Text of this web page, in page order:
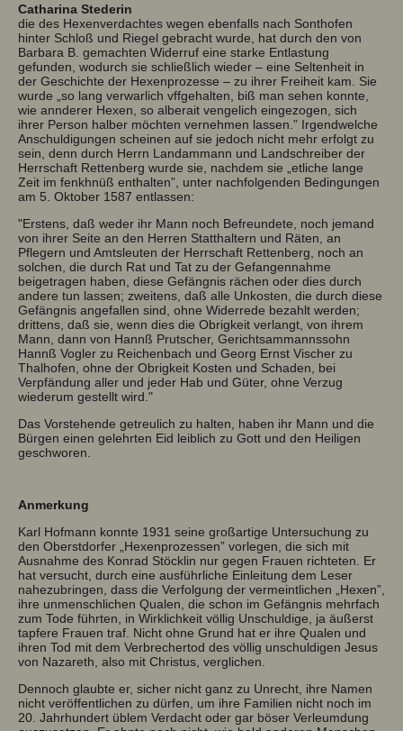
Catharina Stederin
die des Hexenverdachtes wegen ebenfalls nach Sonthofen
hinter Schloß und Riegel gebracht wurde, hat durch den von
Barbara B. gemachten Widerruf eine starke Entlastung
gefunden, wodurch sie schließlich wieder – eine Seltenheit in
der Geschichte der Hexenprozesse – zu ihrer Freiheit kam. Sie
wurde „so lang verwarlich vffgehalten, biß man sehen konnte,
wie annderer Hexen, so alberait vengelich eingezogen, sich
ihrer Person halber möchten vernehmen lassen.” Irgendwelche
Anschuldigungen scheinen auf sie jedoch nicht mehr erfolgt zu
sein, denn durch Herrn Landammann und Landschreiber der
Herrschaft Rettenberg wurde sie, nachdem sie „etliche lange
Zeit im fenkhnüß enthalten”, unter nachfolgenden Bedingungen
am 5. Oktober 1587 entlassen:
"Erstens, daß weder ihr Mann noch Befreundete, noch jemand
von ihrer Seite an den Herren Statthaltern und Räten, an
Pflegern und Amtsleuten der Herrschaft Rettenberg, noch an
solchen, die durch Rat und Tat zu der Gefangennahme
beigetragen haben, diese Gefängnis rächen oder dies durch
andere tun lassen; zweitens, daß alle Unkosten, die durch diese
Gefängnis angefallen sind, ohne Widerrede bezahlt werden;
drittens, daß sie, wenn dies die Obrigkeit verlangt, von ihrem
Mann, dann von Hannß Prutscher, Gerichtsammannssohn
Hannß Vogler zu Reichenbach und Georg Ernst Vischer zu
Thalhofen, ohne der Obrigkeit Kosten und Schaden, bei
Verpfändung aller und jeder Hab und Güter, ohne Verzug
wiederum gestellt wird."
Das Vorstehende getreulich zu halten, haben ihr Mann und die
Bürgen einen gelehrten Eid leiblich zu Gott und den Heiligen
geschworen.
Anmerkung
Karl Hofmann konnte 1931 seine großartige Untersuchung zu
den Oberstdorfer „Hexenprozessen” vorlegen, die sich mit
Ausnahme des Konrad Stöcklin nur gegen Frauen richteten. Er
hat versucht, durch eine ausführliche Einleitung dem Leser
nahezubringen, dass die Verfolgung der vermeintlichen „Hexen”,
ihre unmenschlichen Qualen, die schon im Gefängnis mehrfach
zum Tode führten, in Wirklichkeit völlig Unschuldige, ja äußerst
tapfere Frauen traf. Nicht ohne Grund hat er ihre Qualen und
ihren Tod mit dem Verbrechertod des völlig unschuldigen Jesus
von Nazareth, also mit Christus, verglichen.
Dennoch glaubte er, sicher nicht ganz zu Unrecht, ihre Namen
nicht veröffentlichen zu dürfen, um ihre Familien nicht noch im
20. Jahrhundert üblem Verdacht oder gar böser Verleumdung